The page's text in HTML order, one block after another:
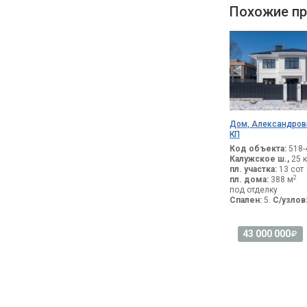
Похожие
Дом,
КП
Код объекта: 518-
Калужское ш., 25
пл. участка: 13 сот
пл. дома: 388 м2
под отделку
Спален: 5. С/узлов:
43 000 000